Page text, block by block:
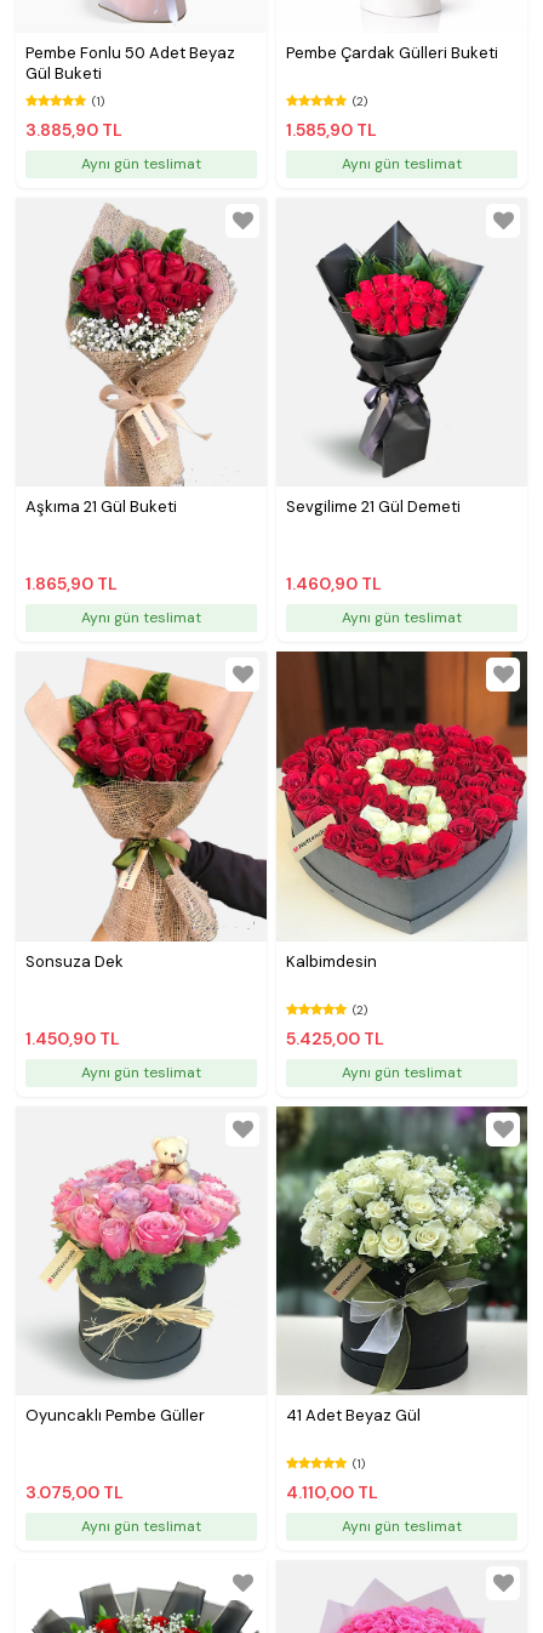
Pembe Fonlu 50 Adet Beyaz
Gül Buketi
(1)
3.885,90 TL
Aynı gün teslimat
Pembe Çardak Gülleri Buketi
(2)
1.585,90 TL
Aynı gün teslimat
Aşkıma 21 Gül Buketi
1.865,90 TL
Aynı gün teslimat
Sevgilime 21 Gül Demeti
1.460,90 TL
Aynı gün teslimat
Sonsuza Dek
1.450,90 TL
Aynı gün teslimat
Kalbimdesin
(2)
5.425,00 TL
Aynı gün teslimat
Oyuncaklı Pembe Güller
3.075,00 TL
Aynı gün teslimat
41 Adet Beyaz Gül
(1)
4.110,00 TL
Aynı gün teslimat